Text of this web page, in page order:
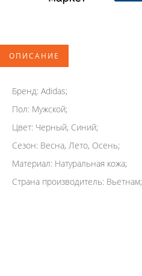
ОПИСАНИЕ
Бренд: Adidas;
Пол: Мужской;
Цвет: Черный, Синий;
Сезон: Весна, Лето, Осень;
Материал: Натуральная кожа;
Страна производитель: Вьетнам;